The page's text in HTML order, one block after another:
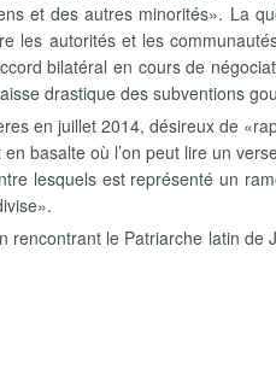
et des autres minorités». La
les autorités et les
bilatéral en cours de
drastique des subventions
en juillet 2014, désireux de
basalte où l’on peut lire un
lesquels est représenté un
le Patriarche latin de